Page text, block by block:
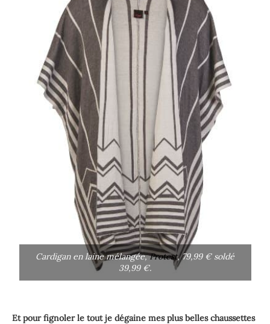
Cardigan en laine mélangée,Protest, 79,99 € soldé
39,99 €.
Et pour fignoler le tout je dégaine mes plus belles chaussettes